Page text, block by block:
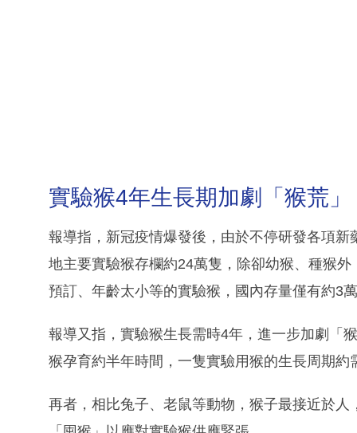
實驗猴4年生長期加劇「猴荒」
報導指，新冠疫情爆發後，由於不停研發各項
地主要實驗猴存欄約24萬隻，除卻幼猴、種猴
預訂、年齡太小等的實驗猴，國內存量僅有約3
報導又指，實驗猴生長需時4年，進一步加劇「
猴孕育約半年時間，一隻實驗用猴的生長周期
再者，相比兔子、老鼠等動物，猴子最接近於